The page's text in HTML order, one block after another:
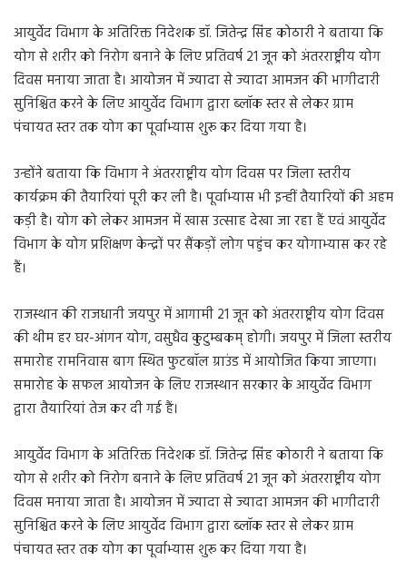
आयुर्वेद विभाग के अतिरिक्त निदेशक डॉ. जितेन्द्र सिंह कोठारी ने बताया कि
योग से शरीर को निरोग बनाने के लिए प्रतिवर्ष 21 जून को अंतरराष्ट्रीय योग
दिवस मनाया जाता है। आयोजन में ज्यादा से ज्यादा आमजन की भागीदारी
सुनिश्चित करने के लिए आयुर्वेद विभाग द्वारा ब्लॉक स्तर से लेकर ग्राम
पंचायत स्तर तक योग का पूर्वाभ्यास शुरू कर दिया गया है।
उन्होंने बताया कि विभाग ने अंतरराष्ट्रीय योग दिवस पर जिला स्तरीय
कार्यक्रम की तैयारियां पूरी कर ली है। पूर्वाभ्यास भी इन्हीं तैयारियों की अहम
कड़ी है। योग को लेकर आमजन में खास उत्साह देखा जा रहा हैं एवं आयुर्वेद
विभाग के योग प्रशिक्षण केन्द्रों पर सैंकड़ों लोग पहुंच कर योगाभ्यास कर रहे
हैं।
राजस्थान की राजधानी जयपुर में आगामी 21 जून को अंतरराष्ट्रीय योग दिवस
की थीम हर घर-आंगन योग, वसुधैव कुटुम्बकम् होगी। जयपुर में जिला स्तरीय
समारोह रामनिवास बाग स्थित फुटबॉल ग्राउंड में आयोजित किया जाएगा।
समारोह के सफल आयोजन के लिए राजस्थान सरकार के आयुर्वेद विभाग
द्वारा तैयारियां तेज कर दी गई हैं।
आयुर्वेद विभाग के अतिरिक्त निदेशक डॉ. जितेन्द्र सिंह कोठारी ने बताया कि
योग से शरीर को निरोग बनाने के लिए प्रतिवर्ष 21 जून को अंतरराष्ट्रीय योग
दिवस मनाया जाता है। आयोजन में ज्यादा से ज्यादा आमजन की भागीदारी
सुनिश्चित करने के लिए आयुर्वेद विभाग द्वारा ब्लॉक स्तर से लेकर ग्राम
पंचायत स्तर तक योग का पूर्वाभ्यास शुरू कर दिया गया है।